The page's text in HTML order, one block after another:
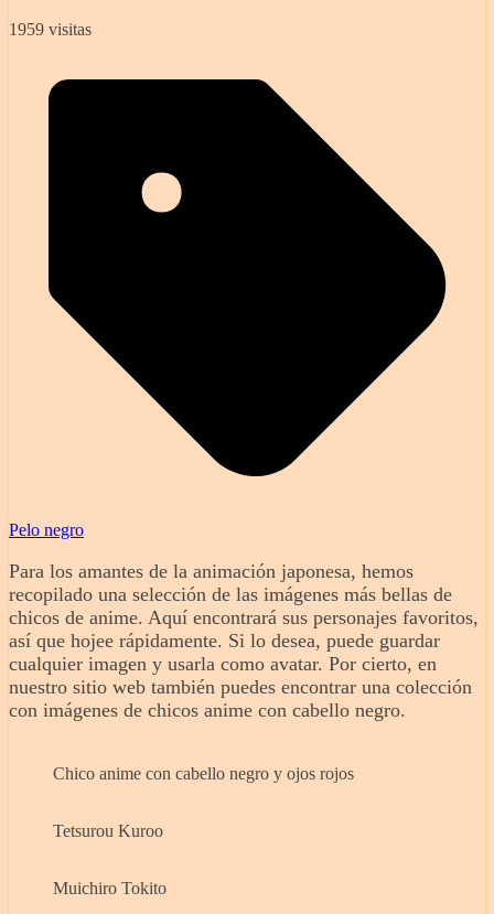
1959 visitas
Pelo negro
Para los amantes de la animación japonesa, hemos
recopilado una selección de las imágenes más bellas de
chicos de anime. Aquí encontrará sus personajes favoritos,
así que hojee rápidamente. Si lo desea, puede guardar
cualquier imagen y usarla como avatar. Por cierto, en
nuestro sitio web también puedes encontrar una colección
con imágenes de chicos anime con cabello negro.
Chico anime con cabello negro y ojos rojos
Tetsurou Kuroo
Muichiro Tokito